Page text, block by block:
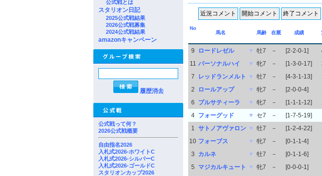
公式戦とは
スタリオン日記
2025公式戦結果
2026公式戦募集
2024公式戦結果
amazonキャンペーン
履歴消去
公式戦って何？
2026公式戦概要
自由指名2026
入札式2026-ホワイトC
入札式2026-シルバーC
入札式2026-ゴールドC
スタリオンカップ2026
No
馬名
馬齢 在厩 成績
9 ロードレゼル ▼ 牡7 － [2-2-0-1]
11 パーソナルハイ ▼ 牝7 － [1-3-0-17]
7 レッドランメルト ▼ 牡7 － [4-3-1-13]
2 ロールアップ ▼ 牝7 － [2-0-0-4]
6 プルサティーラ ▼ 牝7 － [1-1-1-12]
4 フォーグッド ▼ セ7 － [1-7-5-19]
1 サトノアヴァロン ▼ 牡7 － [1-2-4-22]
10 フォーブス ▼ 牝7 － [0-1-1-4]
3 カルネ ▼ 牡7 － [0-1-1-6]
5 マジカルキュート ▼ 牝7 － [0-0-0-1]